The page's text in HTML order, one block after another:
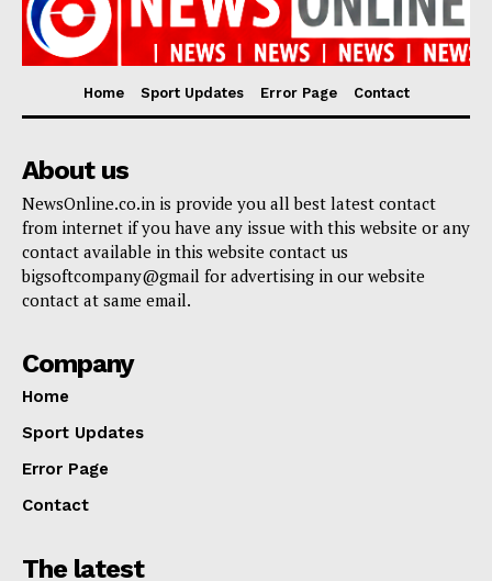
Home Sport Updates Error Page Contact
About us
NewsOnline.co.in is provide you all best latest contact
from internet if you have any issue with this website or any
contact available in this website contact us
bigsoftcompany@gmail for advertising in our website
contact at same email.
Company
Home
Sport Updates
Error Page
Contact
The latest